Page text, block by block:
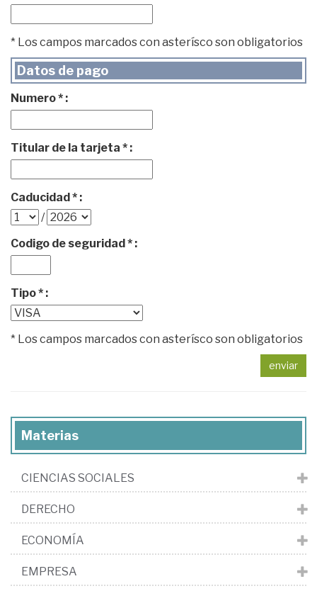
* Los campos marcados con asterísco son obligatorios
Datos de pago
Numero * :
Titular de la tarjeta * :
Caducidad * :
/
Codigo de seguridad * :
Tipo * :
* Los campos marcados con asterísco son obligatorios
enviar
Materias
CIENCIAS SOCIALES
DERECHO
ECONOMÍA
EMPRESA